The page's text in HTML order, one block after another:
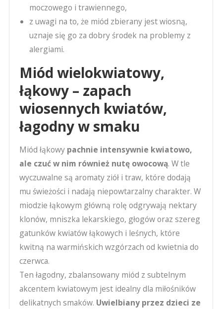
moczowego i trawiennego,
z uwagi na to, że miód zbierany jest wiosną,
uznaje się go za dobry środek na problemy z
alergiami.
Miód wielokwiatowy,
łąkowy – zapach
wiosennych kwiatów,
łagodny w smaku
Miód łąkowy pachnie intensywnie kwiatowo,
ale czuć w nim również nutę owocową. W tle
wyczuwalne są aromaty ziół i traw, które dodają
mu świeżości i nadają niepowtarzalny charakter. W
miodzie łąkowym główną rolę odgrywają nektary
klonów, mniszka lekarskiego, głogów oraz szereg
gatunków kwiatów łąkowych i leśnych, które
kwitną na warmińskich wzgórzach od kwietnia do
czerwca.
Ten łagodny, zbalansowany miód z subtelnym
akcentem kwiatowym jest idealny dla miłośników
delikatnych smaków. Uwielbiany przez dzieci ze